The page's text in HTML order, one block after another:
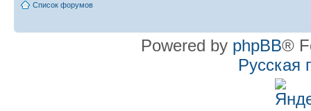
Список форумов
Powered by phpBB®
Русская